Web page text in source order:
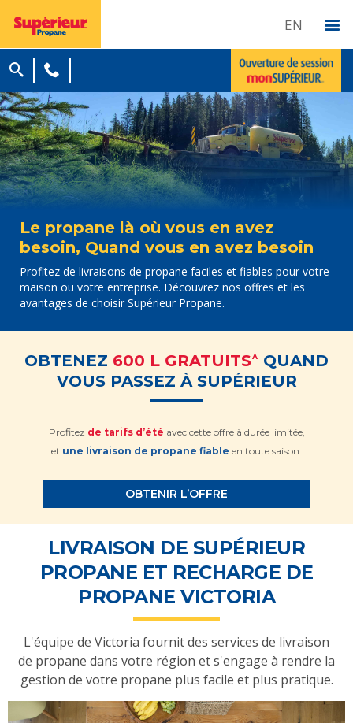
EN
Le propane là où vous en avez
besoin, Quand vous en avez besoin
Profitez de livraisons de propane faciles et fiables pour votre
maison ou votre entreprise. Découvrez nos offres et les
avantages de choisir Supérieur Propane.
OBTENEZ 600 L GRATUITS^ QUAND
VOUS PASSEZ À SUPÉRIEUR
Profitez de tarifs d’été avec cette offre à durée limitée,
et une livraison de propane fiable en toute saison.
OBTENIR L’OFFRE
LIVRAISON DE SUPÉRIEUR
PROPANE ET RECHARGE DE
PROPANE VICTORIA
L'équipe de Victoria fournit des services de livraison
de propane dans votre région et s'engage à rendre la
gestion de votre propane plus facile et plus pratique.